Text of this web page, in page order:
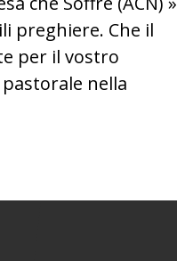
preghiere. Che il
per il vostro
nella